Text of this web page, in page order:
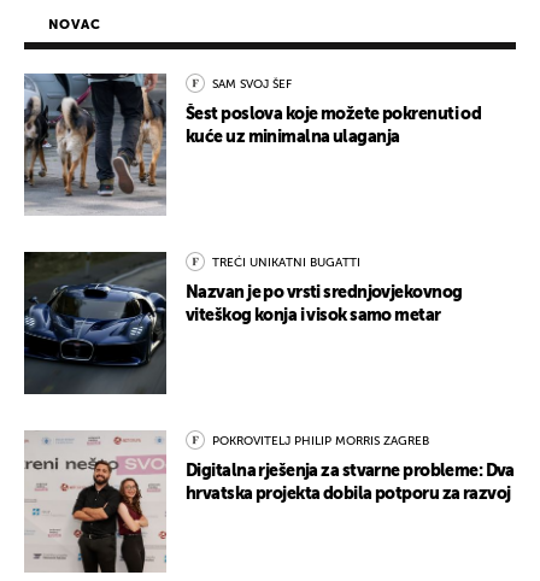
NOVAC
SAM SVOJ ŠEF
Šest poslova koje možete pokrenuti od
kuće uz minimalna ulaganja
TREĆI UNIKATNI BUGATTI
Nazvan je po vrsti srednjovjekovnog
viteškog konja i visok samo metar
POKROVITELJ PHILIP MORRIS ZAGREB
Digitalna rješenja za stvarne probleme: Dva
hrvatska projekta dobila potporu za razvoj